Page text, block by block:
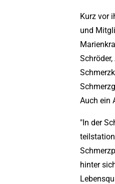
Kurz vor
und
Auch ein
"In der
hinter